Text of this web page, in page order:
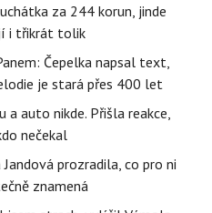
za 244 korun, jinde
i třikrát tolik
Čepelka napsal text,
je stará přes 400 let
a auto nikde. Přišla reakce,
nečekal
prozradila, co pro ni
znamená